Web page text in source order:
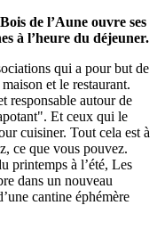
de l’Aune ouvre ses
à l’heure du déjeuner.
qui a pour but de
et le restaurant.
responsable autour de
Et ceux qui le
cuisiner. Tout cela est à
ce que vous pouvez.
printemps à l’été, Les
dans un nouveau
cantine éphémère